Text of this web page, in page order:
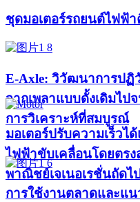
ชุดมอเตอร์รถยนต์ไฟฟ้า
E-Axle: วิวัฒนาการปฏิ
จากเพลาแบบดั้งเดิมไป
การวิเคราะห์ที่สมบูรณ์
มอเตอร์ปรับความเร็วไ
ไฟฟ้าขับเคลื่อนโดยตร
พาณิชย์เจเนอเรชั่นถัดไป
การใช้งานตลาดและแ